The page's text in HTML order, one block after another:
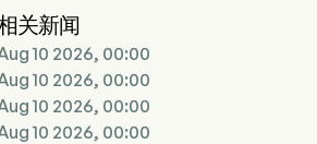
发展并降低政策风险。公司的公共政策情
、CQ Federal和Curate。公司还提供欧
Tracker），为欧盟提供公共政策情报，以
覆盖全球80多个国家。公司提供倡导平台
理服务平台（Fireside），将公民与其政
公司通过FrontierView提供宏观经济分
关新闻
10 2026, 00:00
10 2026, 00:00
10 2026, 00:00
10 2026, 00:00